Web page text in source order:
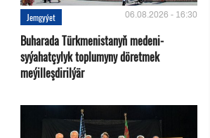
Jemgyýet 06.08.2026 - 16:30
Buharada Türkmenistanyň medeni-
syýahatçylyk toplumyny döretmek
meýilleşdirilýär